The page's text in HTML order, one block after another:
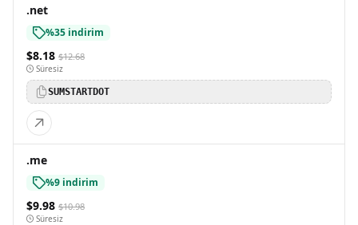
.net
%35 indirim
$8.18 $12.68
Süresiz
SUMSTARTDOT
.me
%9 indirim
$9.98 $10.98
Süresiz